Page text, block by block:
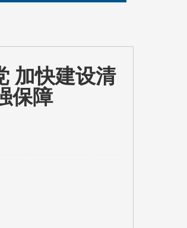
加快建设清
保障